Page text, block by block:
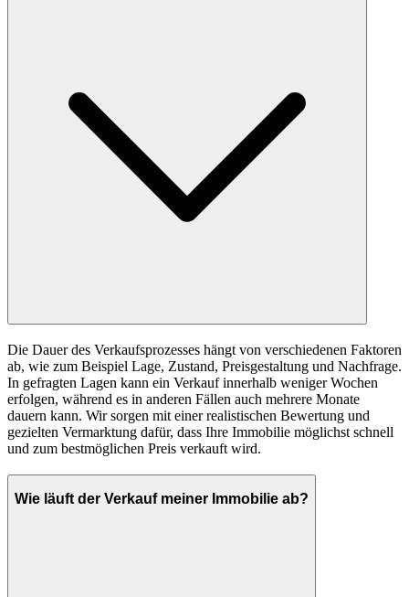
Die Dauer des Verkaufsprozesses hängt von verschiedenen Faktoren
ab, wie zum Beispiel Lage, Zustand, Preisgestaltung und Nachfrage.
In gefragten Lagen kann ein Verkauf innerhalb weniger Wochen
erfolgen, während es in anderen Fällen auch mehrere Monate
dauern kann. Wir sorgen mit einer realistischen Bewertung und
gezielten Vermarktung dafür, dass Ihre Immobilie möglichst schnell
und zum bestmöglichen Preis verkauft wird.
Wie läuft der Verkauf meiner Immobilie ab?